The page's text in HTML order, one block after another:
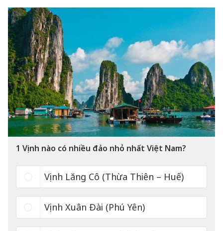
1 Vịnh nào có nhiều đảo nhỏ nhất Việt Nam?
Vịnh Lăng Cô (Thừa Thiên – Huế)
Vịnh Xuân Đài (Phú Yên)